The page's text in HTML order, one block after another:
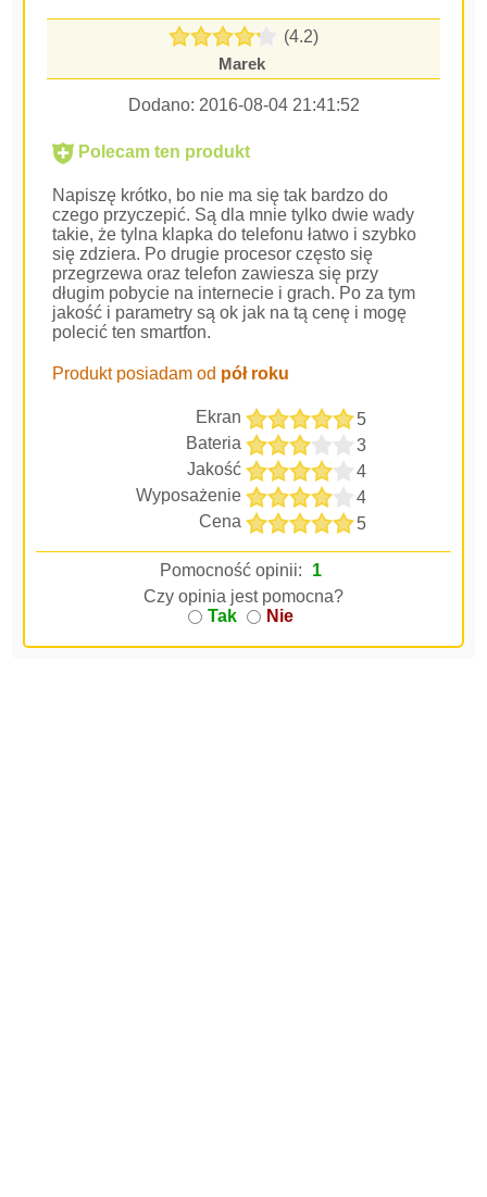
(4.2)
Marek
Dodano: 2016-08-04 21:41:52
Polecam ten produkt
Napiszę krótko, bo nie ma się tak bardzo do
czego przyczepić. Są dla mnie tylko dwie wady
takie, że tylna klapka do telefonu łatwo i szybko
się zdziera. Po drugie procesor często się
przegrzewa oraz telefon zawiesza się przy
długim pobycie na internecie i grach. Po za tym
jakość i parametry są ok jak na tą cenę i mogę
polecić ten smartfon.
Produkt posiadam od pół roku
Ekran
5
Bateria
3
Jakość
4
Wyposażenie
4
Cena
5
Pomocność opinii:
1
Czy opinia jest pomocna?
Tak
Nie